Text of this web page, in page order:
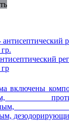
включены